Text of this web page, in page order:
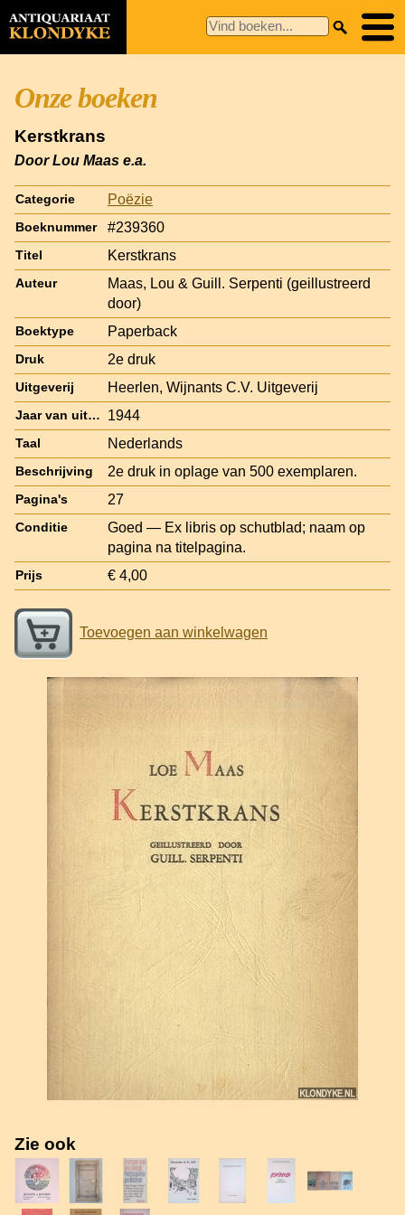
Onze boeken
Kerstkrans
Door Lou Maas e.a.
Categorie Poëzie
Boeknummer #239360
Titel Kerstkrans
Auteur
Maas, Lou & Guill. Serpenti (geillustreerd
door)
Boektype Paperback
Druk 2e druk
Uitgeverij Heerlen, Wijnants C.V. Uitgeverij
Jaar van uitgave 1944
Taal Nederlands
Beschrijving 2e druk in oplage van 500 exemplaren.
Pagina's 27
Conditie
Goed — Ex libris op schutblad; naam op
pagina na titelpagina.
Prijs € 4,00
Toevoegen aan winkelwagen
Zie ook